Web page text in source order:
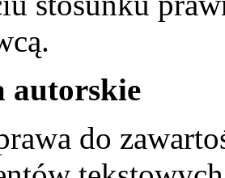
autorskie
do